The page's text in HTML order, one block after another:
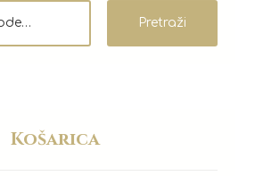
Pretraži
Košarica